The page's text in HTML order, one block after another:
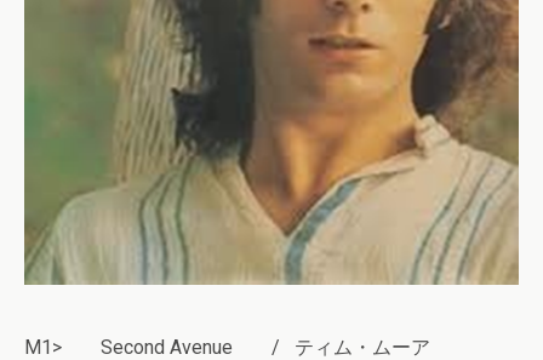
M1> Second Avenue / ティム・ムーア